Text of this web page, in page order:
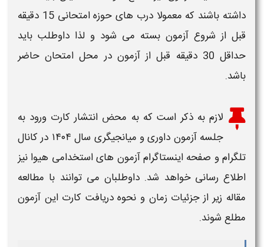
داشته باشند که معمولا درب های حوزه امتحانی 15 دقیقه
قبل از شروع آزمون بسته می شود و لذا داوطلب باید
حداقل 30 دقیقه قبل از
آزموندر محل امتحان حاضر
باشد.
لازم به ذکر است که به محض انتشار کارت ورود به
جلسه آزمون داوری و میانجیگری سال ۱۴۰۴
در کانال
تلگرام و صفحه اینستاگرامآزمون های استخدامی هیوا نیز
اطلاع رسانی خواهد شد. داوطلبان می توانند با مطالعه
مقاله زیر از جزئیات زمان و نحوه دریافت کارت این آزمون
مطلع شوند.